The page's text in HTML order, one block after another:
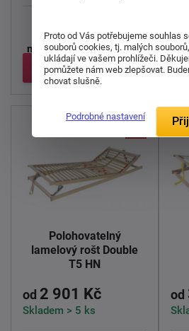
polohováním hlavy a
nohou. Rošt má 28 lamel
uložených ...
Detail
Polohovatelný
lamelový rošt Double
T5 HN
od 2 901 Kč
Skladem > 5 ks
od
Proto od Vás potřebujeme souhlas
souborů cookies, tj. malých
ukládají ve vašem prohlížeči.
pomůžete nám web zlepšovat.
chovat slušně.
Podrobné nastavení